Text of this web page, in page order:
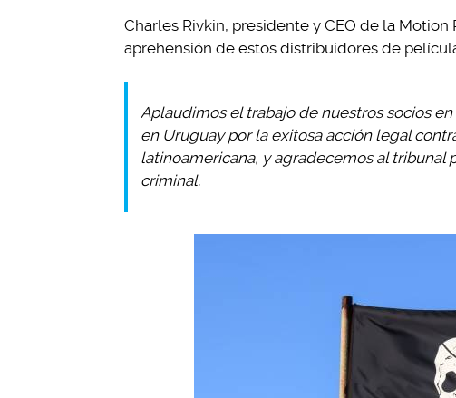
Charles Rivkin, presidente y CEO de la
aprehensión de estos distribuidores de
Aplaudimos el trabajo de nuestros socios
en Uruguay por la exitosa acción legal
latinoamericana, y agradecemos al
criminal.